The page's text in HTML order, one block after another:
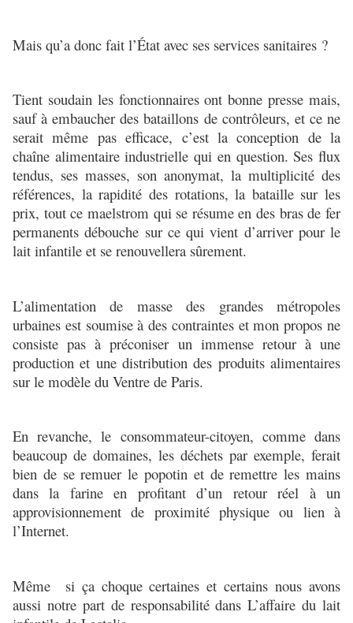
Mais qu’a donc fait l’État avec ses services sanitaires ?
Tient soudain les fonctionnaires ont bonne presse mais,
sauf à embaucher des bataillons de contrôleurs, et ce ne
serait même pas efficace, c’est la conception de la
chaîne alimentaire industrielle qui en question. Ses flux
tendus, ses masses, son anonymat, la multiplicité des
références, la rapidité des rotations, la bataille sur les
prix, tout ce maelstrom qui se résume en des bras de fer
permanents débouche sur ce qui vient d’arriver pour le
lait infantile et se renouvellera sûrement.
L’alimentation de masse des grandes métropoles
urbaines est soumise à des contraintes et mon propos ne
consiste pas à préconiser un immense retour à une
production et une distribution des produits alimentaires
sur le modèle du Ventre de Paris.
En revanche, le consommateur-citoyen, comme dans
beaucoup de domaines, les déchets par exemple, ferait
bien de se remuer le popotin et de remettre les mains
dans la farine en profitant d’un retour réel à un
approvisionnement de proximité physique ou lien à
l’Internet.
Même si ça choque certaines et certains nous avons
aussi notre part de responsabilité dans L’affaire du lait